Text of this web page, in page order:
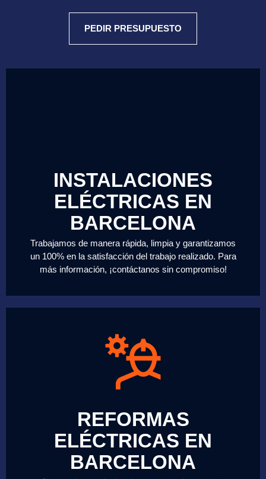
PEDIR PRESUPUESTO
INSTALACIONES
ELÉCTRICAS EN
BARCELONA
Trabajamos de manera rápida, limpia y garantizamos
un 100% en la satisfacción del trabajo realizado. Para
más información, ¡contáctanos sin compromiso!
REFORMAS
ELÉCTRICAS EN
BARCELONA